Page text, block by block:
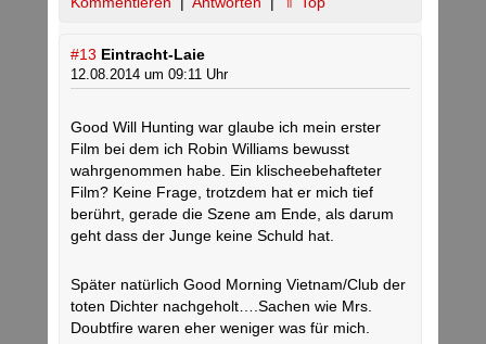
#13 Eintracht-Laie
12.08.2014 um 09:11 Uhr
Good Will Hunting war glaube ich mein erster
Film bei dem ich Robin Williams bewusst
wahrgenommen habe. Ein klischeebehafteter
Film? Keine Frage, trotzdem hat er mich tief
berührt, gerade die Szene am Ende, als darum
geht dass der Junge keine Schuld hat.
Später natürlich Good Morning Vietnam/Club der
toten Dichter nachgeholt….Sachen wie Mrs.
Doubtfire waren eher weniger was für mich.